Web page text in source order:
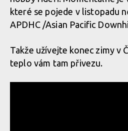
které se pojede v listopadu
APDHC /Asian Pacific
Takže užívejte konec zimy v
teplo vám tam přivezu.